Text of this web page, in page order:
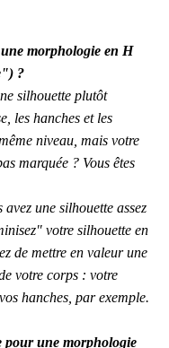
morphologie en H
?
silhouette plutôt
les hanches et les
niveau, mais votre
marquée ? Vous êtes
avez une silhouette assez
votre silhouette en
de mettre en valeur une
votre corps : votre
hanches, par exemple.
pour une morphologie